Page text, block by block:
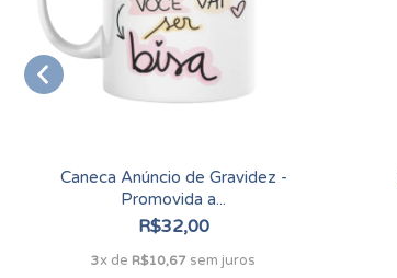
Caneca Anúncio de Gravidez -
Promovida a...
R$32,00
3x de R$10,67 sem juros